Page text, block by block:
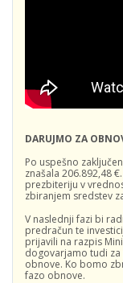
DARUJMO ZA
Po uspešno
znašala 206.892,48
prezbiteriju v
zbiranjem sredstev
V naslednji fazi bi
predračun te
prijavili na razpis
dogovarjamo tudi
obnove. Ko bomo
fazo obnove.